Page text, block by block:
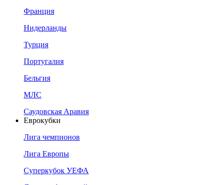
Франция
Нидерланды
Турция
Португалия
Бельгия
МЛС
Саудовская Аравия
Еврокубки
Лига чемпионов
Лига Европы
Суперкубок УЕФА